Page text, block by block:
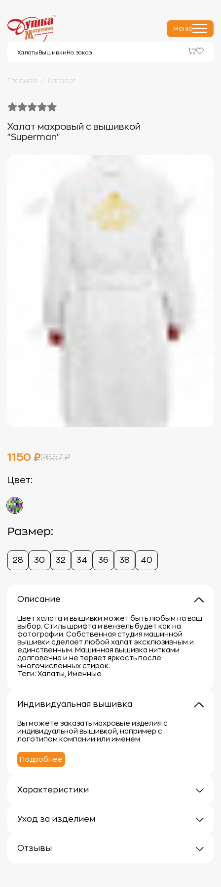
Меню
Халаты Вышивки На заказ
Главная Каталог
Халат махровый с вышивкой
"Superman"
1150 ₽2657 ₽
Цвет:
Размер:
28 30 32 34 36 38 40
Описание
Цвет халата и вышивки может быть любым на ваш
выбор. Стиль шрифта и вензель будет как на
фотографии. Собственная студия машинной
вышивки сделает любой халат эксклюзивным и
единственным. Машинная вышивка нитками
долговечна и не теряет яркость после
многочисленных стирок.
Теги: Халаты, Именные
Индивидуальная вышивка
Вы можете заказать махровые изделия с
индивидуальной вышивкой, например с
логотипом компании или именем.
Подробнее
Характеристики
Материал: 100% хлопок
Уход за изделием
чтобы сохранить их мягкость, впитывающие
Отзывы